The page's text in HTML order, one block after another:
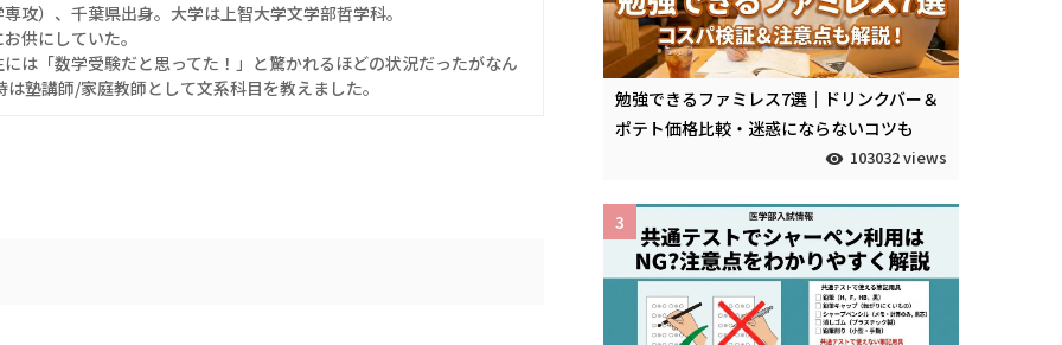
攻）、千葉県出身。大学は上智大学文学部哲学科。
供にしていた。
は「数学受験だと思ってた！」と驚かれるほどの状況だったがなん
塾講師/家庭教師として文系科目を教えました。
勉強できるファミレス7選｜ドリンクバー＆
ポテト価格比較・迷惑にならないコツも
103032 views
3